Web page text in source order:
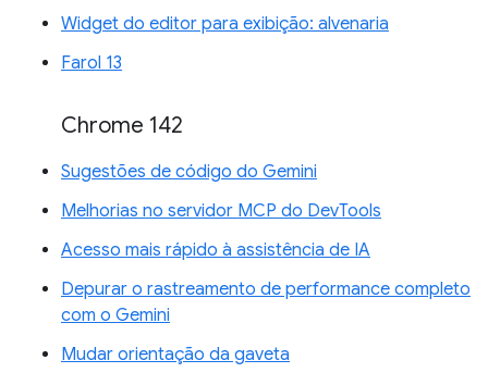
Widget do editor para exibição: alvenaria
Farol 13
Chrome 142
Sugestões de código do Gemini
Melhorias no servidor MCP do DevTools
Acesso mais rápido à assistência de IA
Depurar o rastreamento de performance completo
com o Gemini
Mudar orientação da gaveta